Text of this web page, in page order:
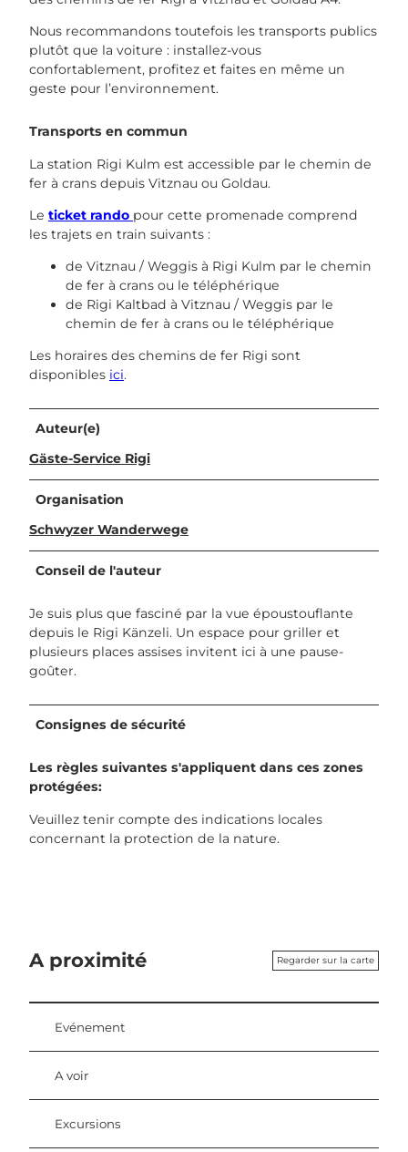
Nous recommandons toutefois les transports publics
plutôt que la voiture : installez-vous
confortablement, profitez et faites en même un
geste pour l’environnement.
Transports en commun
La station Rigi Kulm est accessible par le chemin de
fer à crans depuis Vitznau ou Goldau.
Le ticket rando pour cette promenade comprend
les trajets en train suivants :
de Vitznau / Weggis à Rigi Kulm par le chemin
de fer à crans ou le téléphérique
de Rigi Kaltbad à Vitznau / Weggis par le
chemin de fer à crans ou le téléphérique
Les horaires des chemins de fer Rigi sont
disponibles ici.
Auteur(e)
Gäste-Service Rigi
Organisation
Schwyzer Wanderwege
Conseil de l'auteur
Je suis plus que fasciné par la vue époustouflante
depuis le Rigi Känzeli. Un espace pour griller et
plusieurs places assises invitent ici à une pause-
goûter.
Consignes de sécurité
Les règles suivantes s'appliquent dans ces zones
protégées:
Veuillez tenir compte des indications locales
concernant la protection de la nature.
A proximité Regarder sur la carte
Evénement
A voir
Excursions